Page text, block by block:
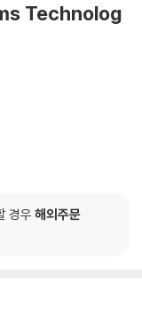
Technolog
경우 해외주문